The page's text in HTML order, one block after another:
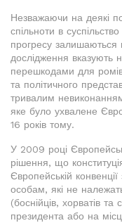
Незважаючи на деякі
спільноти в
прогресу залишаються
дослідження
перешкодами для ромів
та політичного
тривалим
яке було ухвалене
16 років тому.
У 2009 році
рішення, що
Європейській
особам, які не
(боснійців, хорватів
президента або на